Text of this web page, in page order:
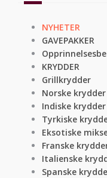
NYHETER
GAVEPAKKER
KRYDDER
Grillkrydder
Norske krydder
Indiske krydder
Tyrkiske
Eksotiske
Franske
Italienske
Spanske